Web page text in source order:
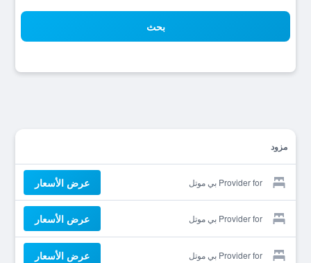
بحث
مزود
Provider for بي موتل عرض الأسعار
Provider for بي موتل عرض الأسعار
Provider for بي موتل عرض الأسعار